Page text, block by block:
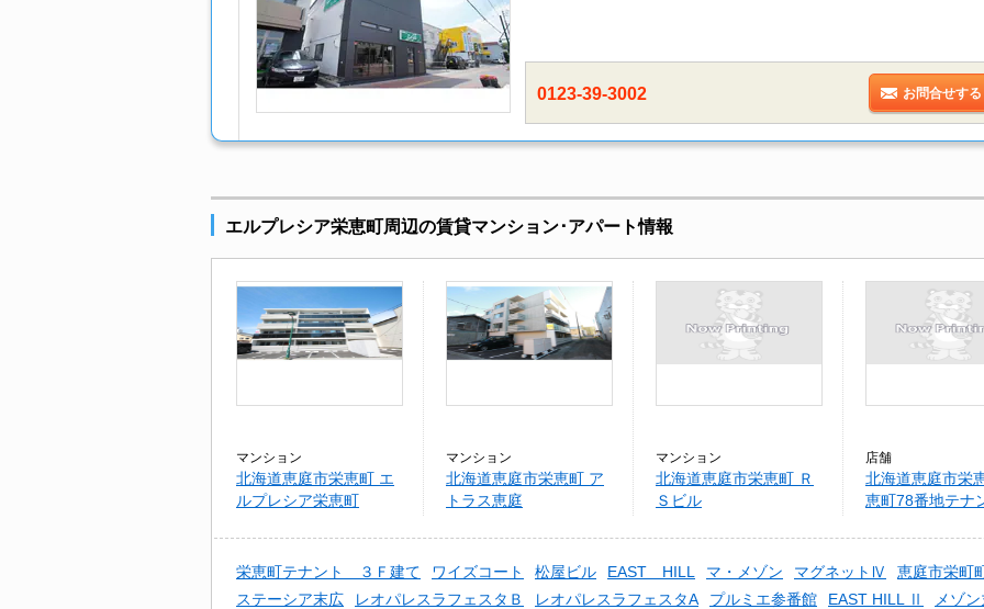
0123-39-3002 お問合せする
エルプレシア栄恵町周辺の賃貸マンション･アパート情報
マンション
北海道恵庭市栄恵町 エ
ルプレシア栄恵町
マンション
北海道恵庭市栄恵町 ア
トラス恵庭
マンション
北海道恵庭市栄恵町 Ｒ
Ｓビル
店舗
北海道恵庭市栄
恵町78番地テナ
栄恵町テナント ３Ｆ建て ワイズコート 松屋ビル EAST HILL マ・メゾン マグネットⅣ 恵庭市栄町
ステーシア末広
レオパレスラフェスタＢ レオパレスラフェスタA プルミエ参番館 EAST HILL Ⅱ メゾ